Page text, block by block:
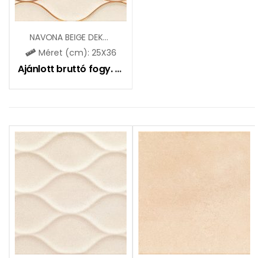
NAVONA BEIGE DEKOR
Méret (cm): 25X36
Ajánlott bruttó fogy. ár: